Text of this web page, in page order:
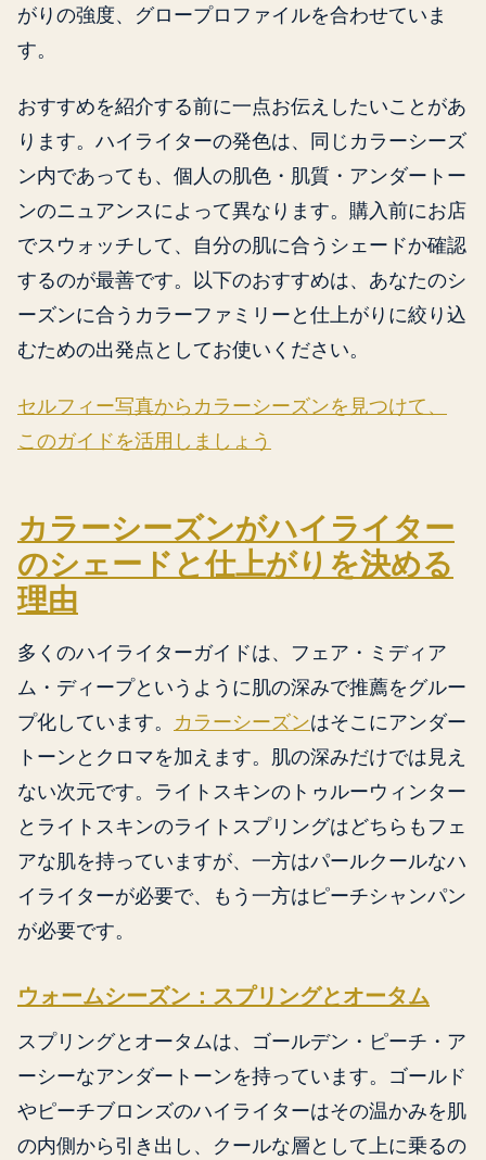
がりの強度、グロープロファイルを合わせていま
す。
おすすめを紹介する前に一点お伝えしたいことがあ
ります。ハイライターの発色は、同じカラーシーズ
ン内であっても、個人の肌色・肌質・アンダートー
ンのニュアンスによって異なります。購入前にお店
でスウォッチして、自分の肌に合うシェードか確認
するのが最善です。以下のおすすめは、あなたのシ
ーズンに合うカラーファミリーと仕上がりに絞り込
むための出発点としてお使いください。
セルフィー写真からカラーシーズンを見つけて、
このガイドを活用しましょう
カラーシーズンがハイライター
のシェードと仕上がりを決める
理由
多くのハイライターガイドは、フェア・ミディア
ム・ディープというように肌の深みで推薦をグルー
プ化しています。 カラーシーズンはそこにアンダー
トーンとクロマを加えます。肌の深みだけでは見え
ない次元です。ライトスキンのトゥルーウィンター
とライトスキンのライトスプリングはどちらもフェ
アな肌を持っていますが、一方はパールクールなハ
イライターが必要で、もう一方はピーチシャンパン
が必要です。
ウォームシーズン：スプリングとオータム
スプリングとオータムは、ゴールデン・ピーチ・ア
ーシーなアンダートーンを持っています。ゴールド
やピーチブロンズのハイライターはその温かみを肌
の内側から引き出し、クールな層として上に乗るの